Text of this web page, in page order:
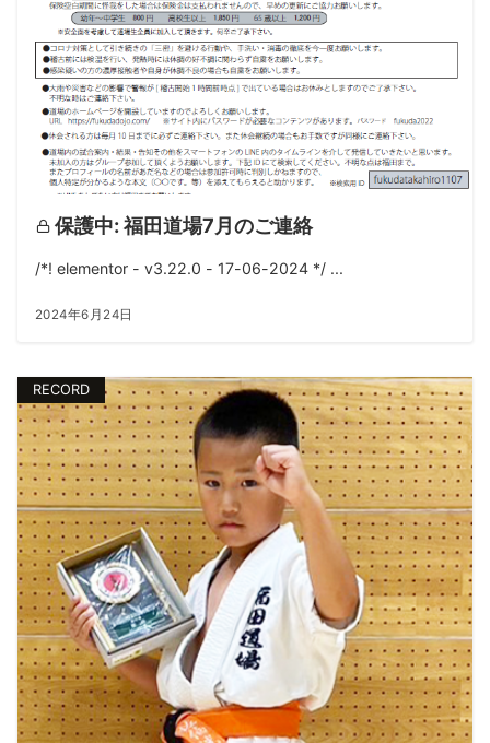
保護中: 福田道場7月のご連絡
/*! elementor - v3.22.0 - 17-06-2024 */ ...
2024年6月24日
RECORD